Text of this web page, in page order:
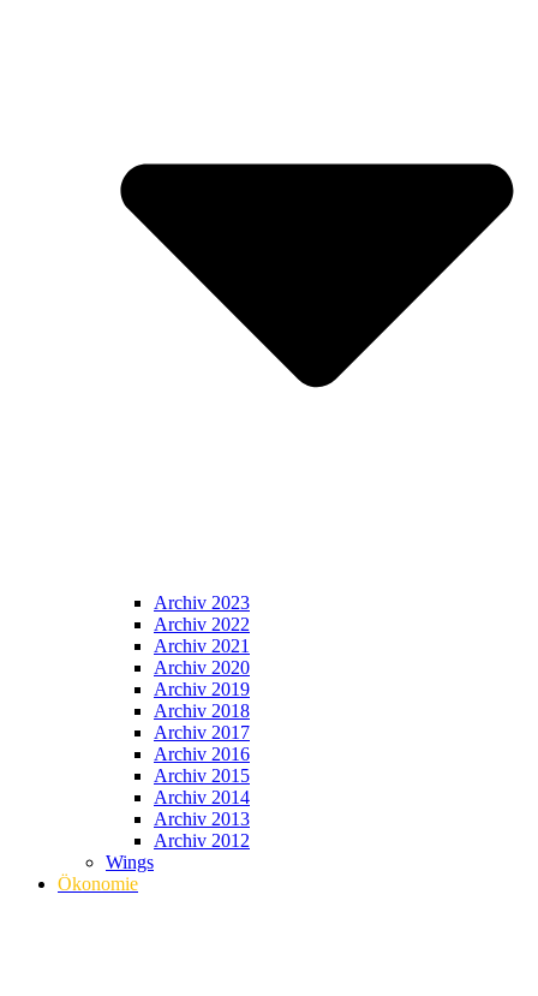
Archiv 2023
Archiv 2022
Archiv 2021
Archiv 2020
Archiv 2019
Archiv 2018
Archiv 2017
Archiv 2016
Archiv 2015
Archiv 2014
Archiv 2013
Archiv 2012
Wings
Ökonomie